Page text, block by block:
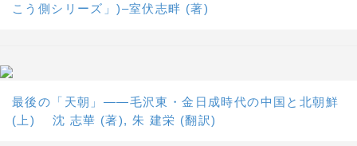
こう側シリーズ」)–室伏志畔 (著)
最後の「天朝」――毛沢東・金日成時代の中国と北朝鮮
(上) 沈 志華 (著), 朱 建栄 (翻訳)